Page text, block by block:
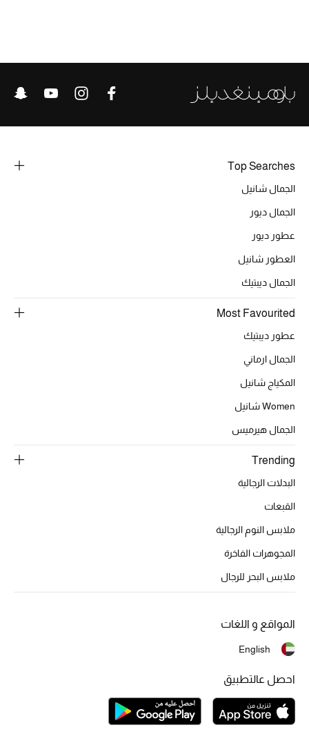
حصريًا عبر الإنترنت
جميع إصدارتنا النسائية
الحب للمحلي
الملابس الرياضية النسائية
حقائب وأحذية متطابقة
هدايا للنساء
جميع الملابس النسائية
جميع الأحذية النسائية
جميع الإكسسورات النسائية
تسوقوا للنساء
الحقائب
Top Searches
الجمال شانيل
الجمال ديور
عطور ديور
العطور شانيل
الجمال ديبتيك
Most Favourited
عطور ديبتيك
الجمال ارماني
المكياج شانيل
Women شانيل
الجمال هيرميس
Trending
البدلات الرجالية
القبعات
ملابس النوم الرجالية
المجوهرات الفاخرة
ملابس البحر للرجال
المواقع و اللغات
English
احصل عالتطبيق